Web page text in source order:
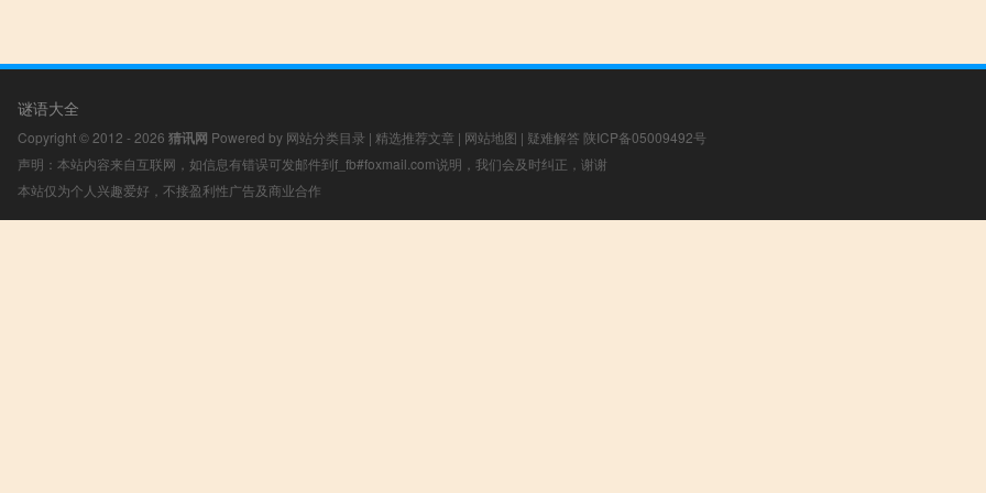
谜语大全
Copyright © 2012 - 2026 猜讯网 Powered by 网站分类目录 | 精选推荐文章 | 网站地图 | 疑难解答 陕ICP备05009492号
声明：本站内容来自互联网，如信息有错误可发邮件到f_fb#foxmail.com说明，我们会及时纠正，谢谢
本站仅为个人兴趣爱好，不接盈利性广告及商业合作